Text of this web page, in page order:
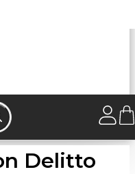
Delitto